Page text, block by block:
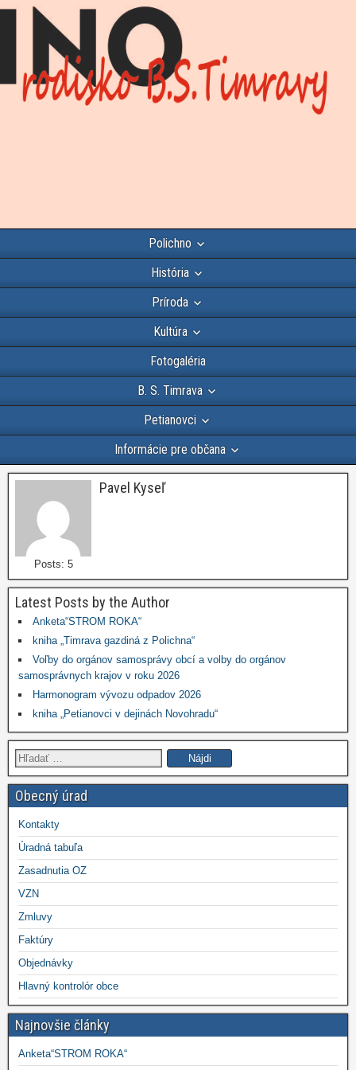
Polichno
História
Príroda
Kultúra
Fotogaléria
B. S. Timrava
Petianovci
Informácie pre občana
Posts: 5
Pavel Kyseľ
Latest Posts by the Author
Anketa“STROM ROKA“
kniha „Timrava gazdiná z Polichna“
Voľby do orgánov samosprávy obcí a volby do orgánov
samosprávnych krajov v roku 2026
Harmonogram vývozu odpadov 2026
kniha „Petianovci v dejinách Novohradu“
Hľadať:
Obecný úrad
Kontakty
Úradná tabuľa
Zasadnutia OZ
VZN
Zmluvy
Faktúry
Objednávky
Hlavný kontrolór obce
Najnovšie články
Anketa“STROM ROKA“